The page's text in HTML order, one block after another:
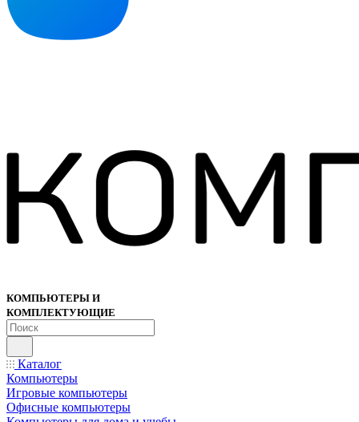
КОМПЬЮТЕРЫ И
КОМПЛЕКТУЮЩИЕ
Каталог
Компьютеры
Игровые компьютеры
Офисные компьютеры